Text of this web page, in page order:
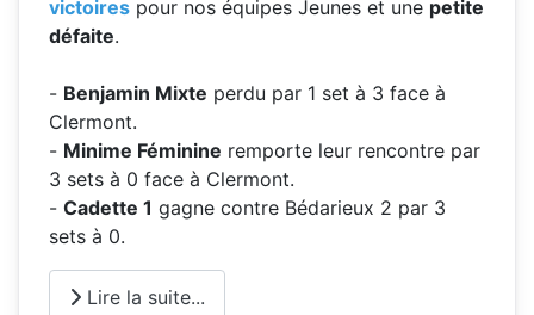
victoires pour nos équipes Jeunes et une petite
défaite.
- Benjamin Mixte perdu par 1 set à 3 face à
Clermont.
- Minime Féminine remporte leur rencontre par
3 sets à 0 face à Clermont.
- Cadette 1 gagne contre Bédarieux 2 par 3
sets à 0.
Lire la suite...